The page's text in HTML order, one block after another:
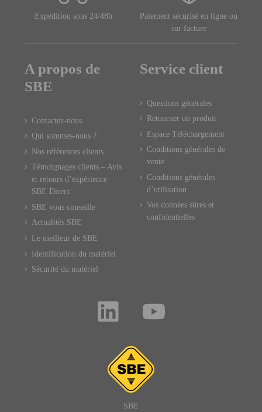
Expédition sous 24/48h
Paiement sécurisé en ligne ou
sur facture
A propos de
SBE
Contactez-nous
Qui sommes-nous ?
Nos références clients
Témoignages clients – Avis
et retours d’expérience
SBE Direct
SBE vous conseille
Actualités SBE
Le meilleur de SBE
Identification du matériel
Sécurité du matériel
Service client
Questions générales
Retourner un produit
Espace Téléchargement
Conditions générales de
vente
Conditions générales
d’utilisation
Vos données sûres et
confidentielles
SBE